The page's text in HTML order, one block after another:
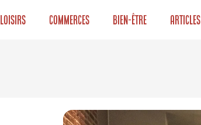
Loisirs Commerces Bien-être Articles